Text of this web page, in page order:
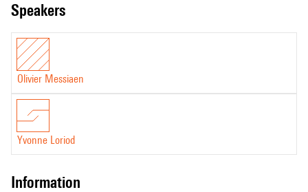
speakers
Olivier Messiaen
Yvonne Loriod
information